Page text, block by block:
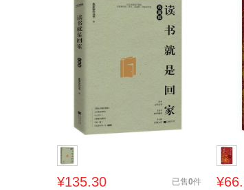
¥135.30 已售0件